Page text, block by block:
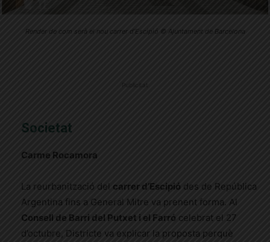
Render de com serà el nou carrer d'Escipió © Ajuntament de Barcelona
Publicitat
Societat
Carme Rocamora
La reurbanització del carrer d’Escipió des de República
Argentina fins a General Mitre va prenent forma. Al
Consell de Barri del Putxet i el Farró celebrat el 27
d’octubre, Districte va explicar la proposta perquè